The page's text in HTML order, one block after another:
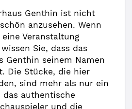
Genthin ist nicht
anzusehen. Wenn
Veranstaltung
Sie, dass das
Genthin seinem Namen
Die Stücke, die hier
sind mehr als nur ein
das authentische
und die